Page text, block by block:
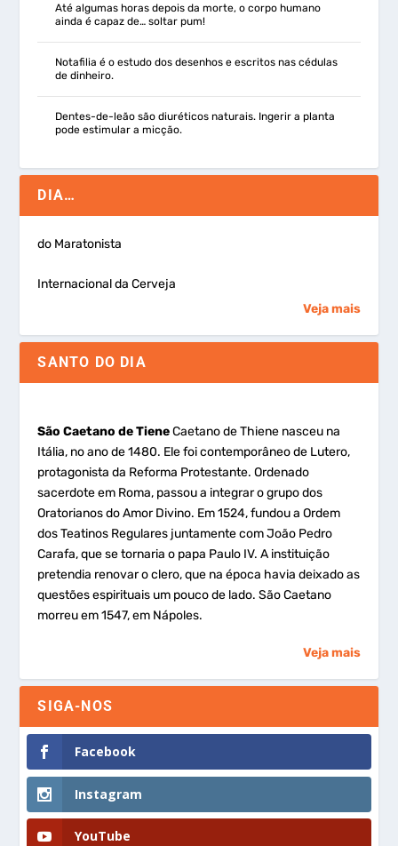
Até algumas horas depois da morte, o corpo humano
ainda é capaz de… soltar pum!
Notafilia é o estudo dos desenhos e escritos nas cédulas
de dinheiro.
Dentes-de-leão são diuréticos naturais. Ingerir a planta
pode estimular a micção.
DIA…
do Maratonista
Internacional da Cerveja
Veja mais
SANTO DO DIA
São Caetano de TieneCaetano de Thiene nasceu na
Itália, no ano de 1480. Ele foi contemporâneo de Lutero,
protagonista da Reforma Protestante. Ordenado
sacerdote em Roma, passou a integrar o grupo dos
Oratorianos do Amor Divino. Em 1524, fundou a Ordem
dos Teatinos Regulares juntamente com João Pedro
Carafa, que se tornaria o papa Paulo IV. A instituição
pretendia renovar o clero, que na época havia deixado as
questões espirituais um pouco de lado. São Caetano
morreu em 1547, em Nápoles.
Veja mais
SIGA-NOS
Facebook
Instagram
YouTube